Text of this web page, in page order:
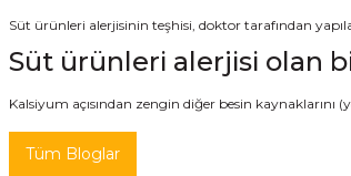
Süt ürünleri alerjisinin teşhisi, doktor tarafından
Süt ürünleri alerjisi olan
Kalsiyum açısından zengin diğer besin
Tüm Bloglar